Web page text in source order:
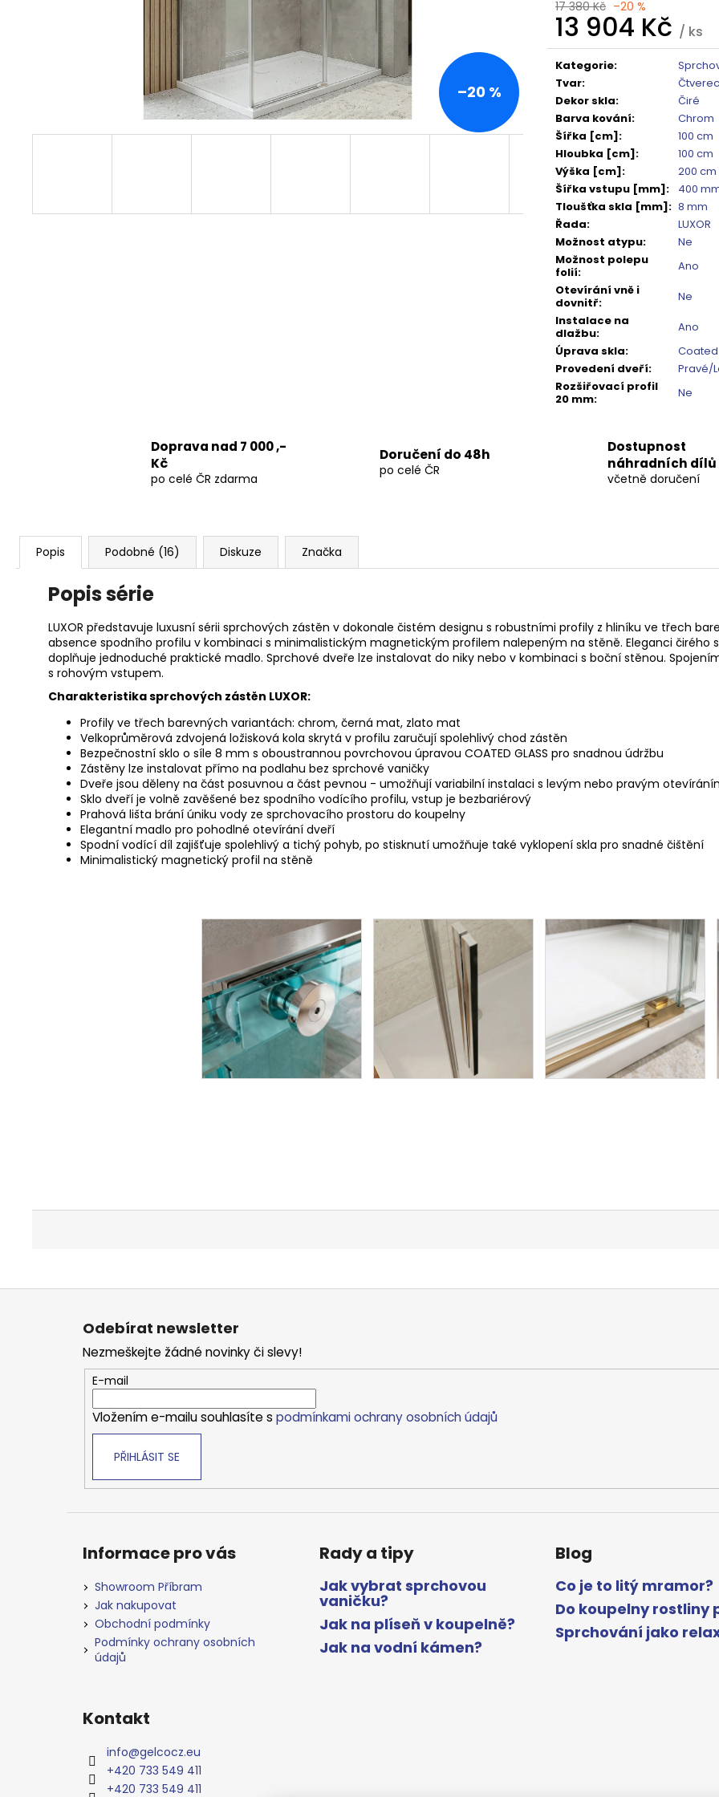
17 380 Kč –20 %
13 904 Kč / ks
Měrná
cena:
Kategorie:
Tvar:
Čtverec
Dekor skla:
Čiré
Barva kování:
Chrom
Šířka [cm]:
100 cm
Hloubka [cm]:
100 cm
Výška [cm]:
200 cm
Šířka vstupu [mm]:
400
Tloušťka skla [mm]: 8 mm
Řada:
LUXOR
Možnost atypu:
Ne
Možnost polepu
folií:
Ano
Otevírání vně i
dovnitř:
Ne
Instalace na
dlažbu:
Ano
Úprava skla:
Provedení dveří:
Pravé/
Rozšiřovací profil
20 mm: Ne
–20 %
Doprava nad 7 000 ,-
Kč
po celé ČR zdarma
Doručení do 48h
po celé ČR
Dostupnost
náhradních dílů
včetně doručení
Popis Podobné (16) Diskuze Značka
Popis série
LUXOR představuje luxusní sérii sprchových zástěn v dokonale čistém designu s robustními profily z hliníku ve třech
absence spodního profilu v kombinaci s minimalistickým magnetickým profilem nalepeným na stěně. Eleganci čirého
doplňuje jednoduché praktické madlo. Sprchové dveře lze instalovat do niky nebo v kombinaci s boční stěnou.
s rohovým vstupem.
Charakteristika sprchových zástěn LUXOR:
Profily ve třech barevných variantách: chrom, černá mat, zlato mat
Velkoprůměrová zdvojená ložisková kola skrytá v profilu zaručují spolehlivý chod zástěn
Bezpečnostní sklo o síle 8 mm s oboustrannou povrchovou úpravou COATED GLASS pro snadnou údržbu
Zástěny lze instalovat přímo na podlahu bez sprchové vaničky
Dveře jsou děleny na část posuvnou a část pevnou - umožňují variabilní instalaci s levým nebo pravým
Sklo dveří je volně zavěšené bez spodního vodícího profilu, vstup je bezbariérový
Prahová lišta brání úniku vody ze sprchovacího prostoru do koupelny
Elegantní madlo pro pohodlné otevírání dveří
Spodní vodící díl zajišťuje spolehlivý a tichý pohyb, po stisknutí umožňuje také vyklopení skla pro snadné čištění
Minimalistický magnetický profil na stěně
12 080 Kč
15 100 Kč
5 240 Kč
Původně:
16 792 Kč
Původně: 20
Z
Odebírat newsletter
Nezmeškejte žádné novinky či slevy!
E-mail
Vložením e-mailu souhlasíte s podmínkami ochrany osobních údajů
PŘIHLÁSIT SE
Informace pro vás
Showroom Příbram
Jak nakupovat
Obchodní podmínky
Podmínky ochrany osobních
údajů
Rady a tipy
Jak vybrat sprchovou
vaničku?
Jak na plíseň v koupelně?
Jak na vodní kámen?
Blog
Co je to litý mramor?
Do koupelny rostliny
Sprchování jako
Kontakt
info@gelcocz.eu
+420 733 549 411
+420 733 549 411